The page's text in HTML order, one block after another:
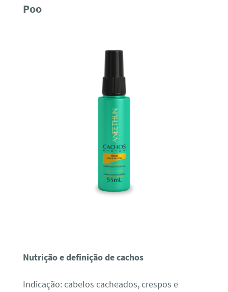
Poo
Nutrição e definição de cachos
Indicação: cabelos cacheados, crespos e